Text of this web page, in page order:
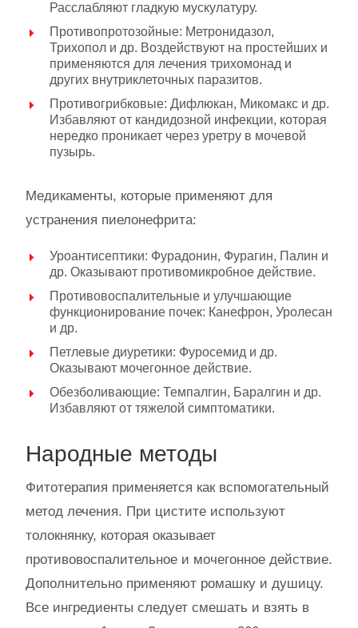
Расслабляют гладкую мускулатуру.
Противопротозойные: Метронидазол,
Трихопол и др. Воздействуют на простейших и
применяются для лечения трихомонад и
других внутриклеточных паразитов.
Противогрибковые: Дифлюкан, Микомакс и др.
Избавляют от кандидозной инфекции, которая
нередко проникает через уретру в мочевой
пузырь.
Медикаменты, которые применяют для
устранения пиелонефрита:
Уроантисептики: Фурадонин, Фурагин, Палин и
др. Оказывают противомикробное действие.
Противовоспалительные и улучшающие
функционирование почек: Канефрон, Уролесан
и др.
Петлевые диуретики: Фуросемид и др.
Оказывают мочегонное действие.
Обезболивающие: Темпалгин, Баралгин и др.
Избавляют от тяжелой симптоматики.
Народные методы
Фитотерапия применяется как вспомогательный
метод лечения. При цистите используют
толокнянку, которая оказывает
противовоспалительное и мочегонное действие.
Дополнительно применяют ромашку и душицу.
Все ингредиенты следует смешать и взять в